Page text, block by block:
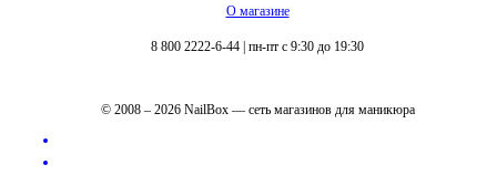
О магазине
8 800 2222-6-44 пн-пт с 9:30 до 19:30
© 2008 – 2026 NailBox — сеть магазинов для маникюра